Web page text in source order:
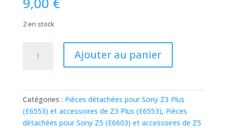
2 en stock
Micro
USB
Ajouter au panier
Catégories : Pièces détachées pour Sony Z3 Plus
(E6553) et accessoires de Z3 Plus (E6553), Pièces
détachées pour Sony Z5 (E6603) et accessoires de Z5